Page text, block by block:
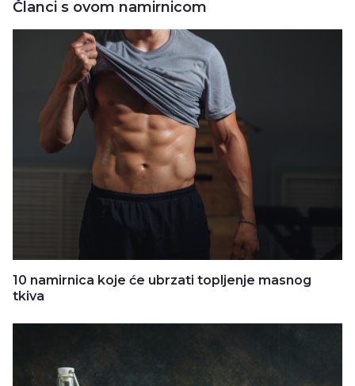
Članci s ovom namirnicom
10 namirnica koje će ubrzati topljenje masnog
tkiva